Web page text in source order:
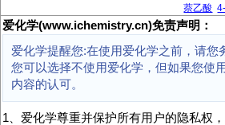
萘乙酸
爱化学(www.ichemistry.cn)免责声明：
爱化学提醒您:在使用爱化学之前，请您
您可以选择不使用爱化学，但如果您使
内容的认可。
1、爱化学尊重并保护所有用户的隐私权